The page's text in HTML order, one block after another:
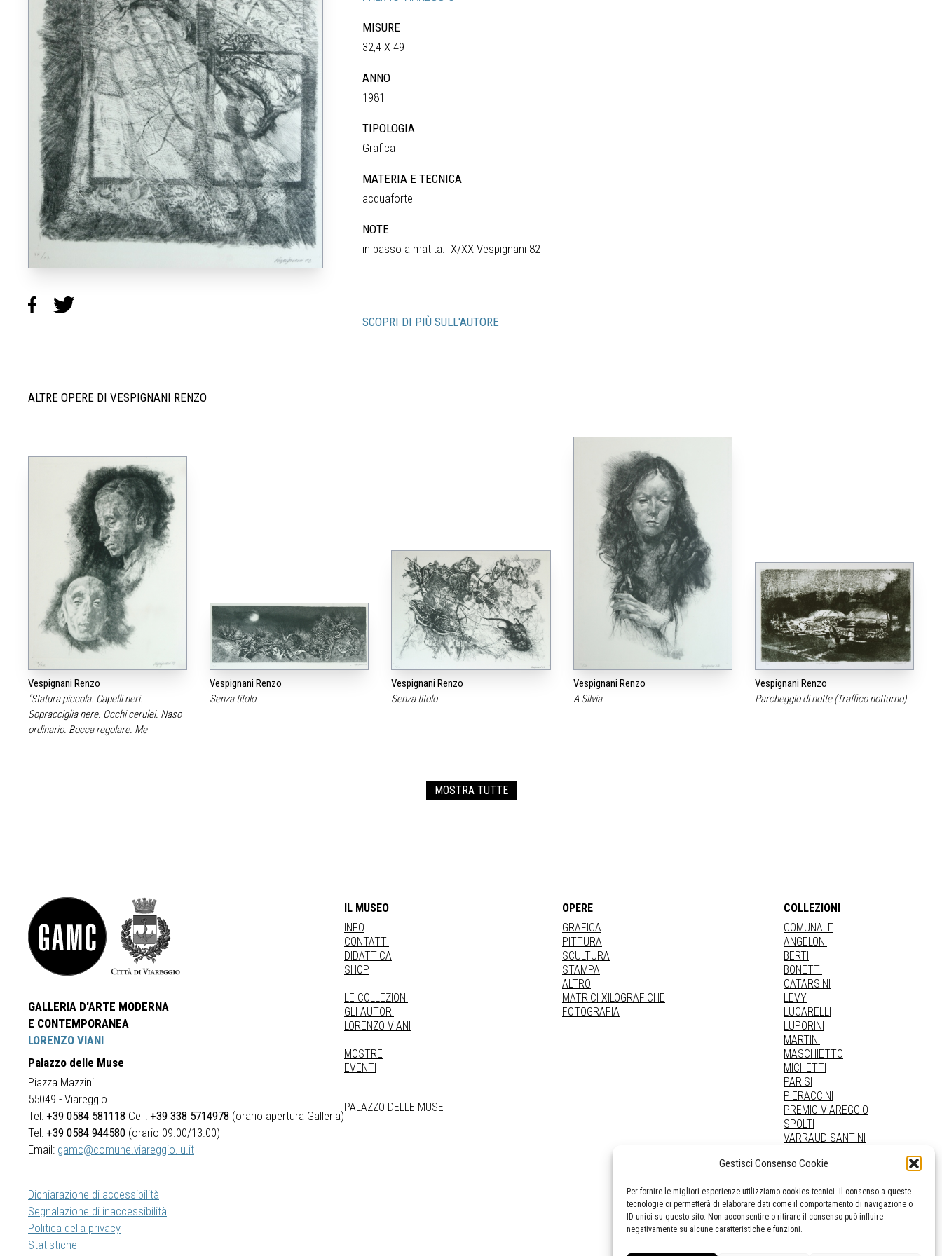
Gestisci Consenso Cookie
Per fornire le migliori esperienze utilizziamo cookies tecnici. Il consenso a queste
tecnologie ci permetterà di elaborare dati come il comportamento di navigazione o
ID unici su questo sito. Non acconsentire o ritirare il consenso può influire
negativamente su alcune caratteristiche e funzioni.
MISURE
32,4 X 49
ANNO
1981
TIPOLOGIA
Grafica
MATERIA E TECNICA
acquaforte
NOTE
in basso a matita: IX/XX Vespignani 82
SCOPRI DI PIÙ SULL'AUTORE
ALTRE OPERE DI VESPIGNANI RENZO
Vespignani Renzo
"Statura piccola. Capelli neri.
Sopracciglia nere. Occhi cerulei. Naso
ordinario. Bocca regolare. Me
Vespignani Renzo
Senza titolo
Vespignani Renzo
Senza titolo
Vespignani Renzo
A Silvia
Vespignani Renzo
Parcheggio di notte (Traffico notturno)
MOSTRA TUTTE
GALLERIA D'ARTE MODERNA
E CONTEMPORANEA
LORENZO VIANI
Palazzo delle Muse
Piazza Mazzini
55049 - Viareggio
Tel: +39 0584 581118 Cell: +39 338 5714978 (orario apertura Galleria)
Tel: +39 0584 944580 (orario 09.00/13.00)
Email: gamc@comune.viareggio.lu.it
Dichiarazione di accessibilità
Segnalazione di inaccessibilità
Politica della privacy
Statistiche
IL MUSEO
INFO
CONTATTI
DIDATTICA
SHOP
LE COLLEZIONI
GLI AUTORI
LORENZO VIANI
MOSTRE
EVENTI
PALAZZO DELLE MUSE
OPERE
GRAFICA
PITTURA
SCULTURA
STAMPA
ALTRO
MATRICI XILOGRAFICHE
FOTOGRAFIA
COLLEZIONI
COMUNALE
ANGELONI
BERTI
BONETTI
CATARSINI
LEVY
LUCARELLI
LUPORINI
MARTINI
MASCHIETTO
MICHETTI
PARISI
PIERACCINI
PREMIO VIAREGGIO
SPOLTI
VARRAUD SANTINI